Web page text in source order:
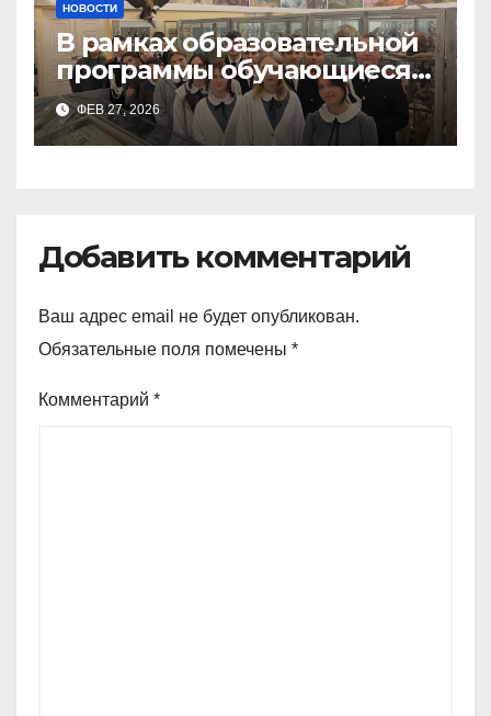
НОВОСТИ
В рамках образовательной
программы обучающиеся
9а,8,9б классов посетили
зоологический музей и
ФЕВ 27, 2026
Добавить комментарий
Ваш адрес email не будет опубликован.
Обязательные поля помечены *
Комментарий *